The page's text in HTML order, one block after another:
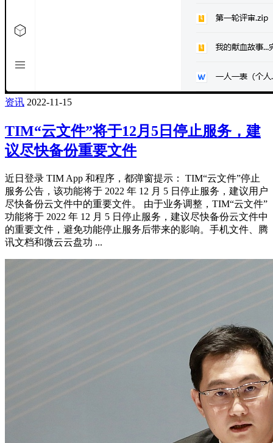
资讯 2022-11-15
TIM“云文件”将于12月5日停止服务，建
议尽快备份重要文件
近日登录 TIM App 和程序，都弹窗提示： TIM“云文件”停止
服务公告，该功能将于 2022 年 12 月 5 日停止服务，建议用户
尽快备份云文件中的重要文件。 由于业务调整，TIM“云文件”
功能将于 2022 年 12 月 5 日停止服务，建议尽快备份云文件中
的重要文件，避免功能停止服务后带来的影响。手机文件、腾
讯文档和微云云盘功 ...